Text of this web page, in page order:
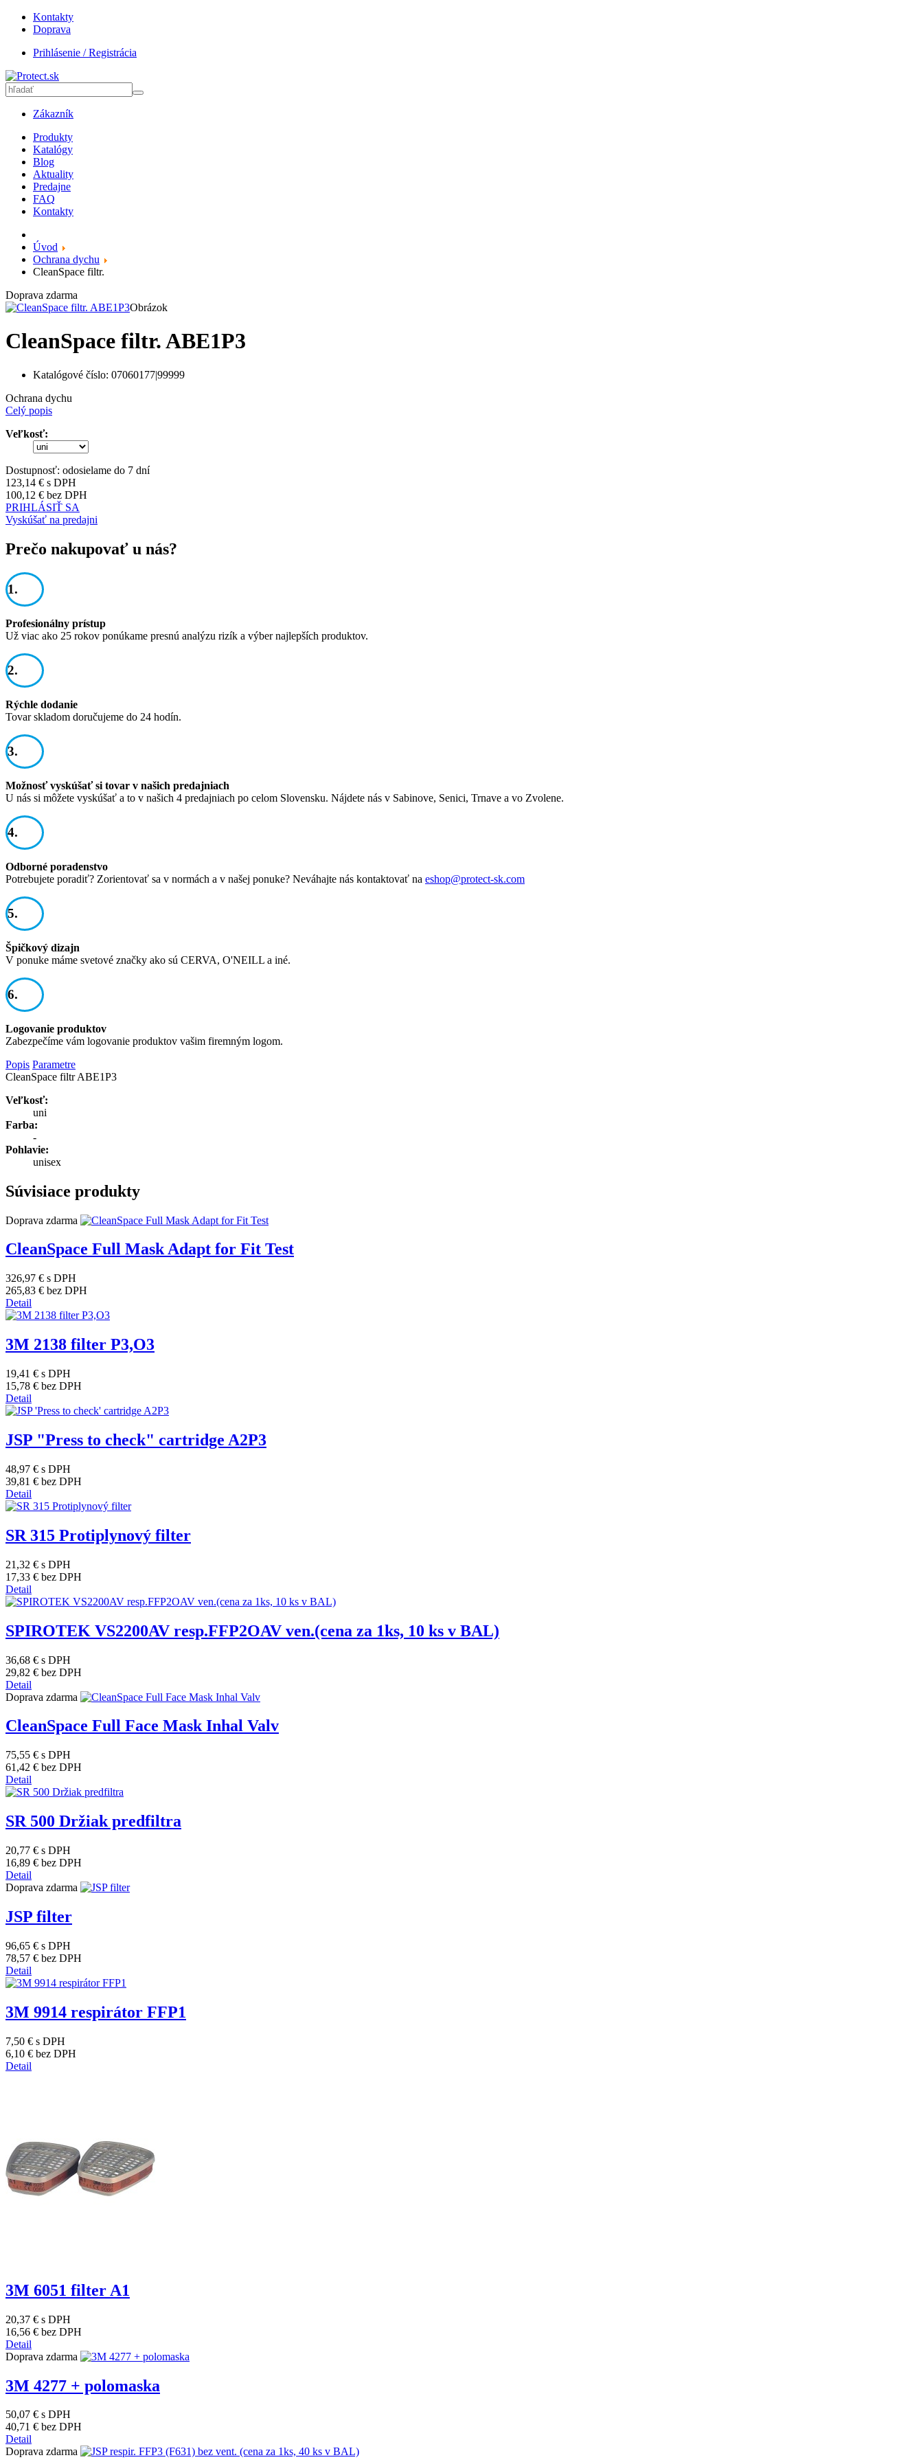
Kontakty
Doprava
Prihlásenie / Registrácia
Zákazník
Produkty
Katalógy
Blog
Aktuality
Predajne
FAQ
Kontakty
Úvod
Ochrana dychu
CleanSpace filtr.
Doprava zdarma
Obrázok
CleanSpace filtr. ABE1P3
Katalógové číslo: 07060177|99999
Ochrana dychu
Celý popis
Veľkosť:
Dostupnosť: odosielame do 7 dní
123,14 € s DPH
100,12 € bez DPH
PRIHLÁSIŤ SA
Vyskúšať na predajni
Prečo nakupovať u nás?
1.
Profesionálny prístup
Už viac ako 25 rokov ponúkame presnú analýzu rizík a výber najlepších produktov.
2.
Rýchle dodanie
Tovar skladom doručujeme do 24 hodín.
3.
Možnosť vyskúšať si tovar v našich predajniach
U nás si môžete vyskúšať a to v našich 4 predajniach po celom Slovensku. Nájdete nás v Sabinove, Senici, Trnave a vo Zvolene.
4.
Odborné poradenstvo
Potrebujete poradiť? Zorientovať sa v normách a v našej ponuke? Neváhajte nás kontaktovať na eshop@protect-sk.com
5.
Špičkový dizajn
V ponuke máme svetové značky ako sú CERVA, O'NEILL a iné.
6.
Logovanie produktov
Zabezpečíme vám logovanie produktov vašim firemným logom.
Popis Parametre
CleanSpace filtr ABE1P3
Veľkosť:
uni
Farba:
-
Pohlavie:
unisex
Súvisiace produkty
Doprava zdarma
CleanSpace Full Mask Adapt for Fit Test
326,97 € s DPH
265,83 € bez DPH
Detail
3M 2138 filter P3,O3
19,41 € s DPH
15,78 € bez DPH
Detail
JSP "Press to check" cartridge A2P3
48,97 € s DPH
39,81 € bez DPH
Detail
SR 315 Protiplynový filter
21,32 € s DPH
17,33 € bez DPH
Detail
SPIROTEK VS2200AV resp.FFP2OAV ven.(cena za 1ks, 10 ks v BAL)
36,68 € s DPH
29,82 € bez DPH
Detail
Doprava zdarma
CleanSpace Full Face Mask Inhal Valv
75,55 € s DPH
61,42 € bez DPH
Detail
SR 500 Držiak predfiltra
20,77 € s DPH
16,89 € bez DPH
Detail
Doprava zdarma
JSP filter
96,65 € s DPH
78,57 € bez DPH
Detail
3M 9914 respirátor FFP1
7,50 € s DPH
6,10 € bez DPH
Detail
3M 6051 filter A1
20,37 € s DPH
16,56 € bez DPH
Detail
Doprava zdarma
3M 4277 + polomaska
50,07 € s DPH
40,71 € bez DPH
Detail
Doprava zdarma